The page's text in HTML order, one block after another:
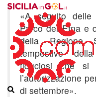
«A seguito delle
Parco dell’Etna e
della Regione
tempestivo
fiduciosi che si
l’autorizzazione
di settembre».